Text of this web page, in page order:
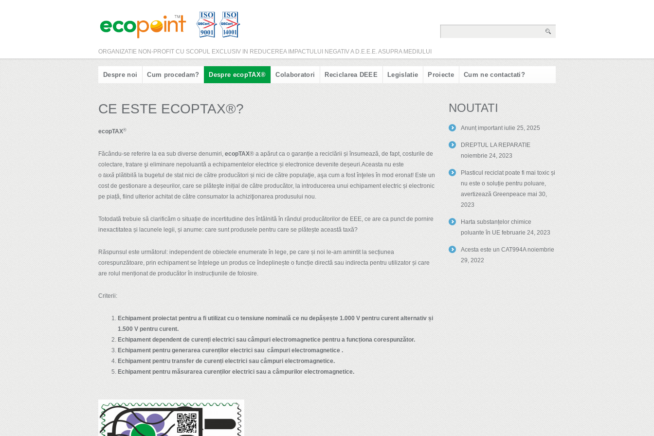
ORGANIZATIE NON-PROFIT CU SCOPUL EXCLUSIV IN REDUCEREA IMPACTULUI NEGATIV A D.E.E.E. ASUPRA MEDIULUI
Despre noi Cum procedam? Despre ecopTAX® Colaboratori Reciclarea DEEE Legislatie Proiecte Cum ne contactati?
CE ESTE ECOPTAX®?
ecopTAX®
Făcându-se referire la ea sub diverse denumiri, ecopTAX® a apărut ca o garanție a reciclării și însumează, de fapt, costurile de
colectare, tratare şi eliminare nepoluantă a echipamentelor electrice și electronice devenite deșeuri.Aceasta nu este
o taxă plătibilă la bugetul de stat nici de către producători și nici de către populaţie, aşa cum a fost înţeles în mod eronat! Este un
cost de gestionare a deșeurilor, care se plăteşte inițial de către producător, la introducerea unui echipament electric și electronic
pe piață, fiind ulterior achitat de către consumator la achiziţionarea produsului nou.
Totodată trebuie să clarificăm o situație de incertitudine des întâlnită în rândul producătorilor de EEE, ce are ca punct de pornire
inexactitatea și lacunele legii, și anume: care sunt produsele pentru care se plătește această taxă?
Răspunsul este următorul: independent de obiectele enumerate în lege, pe care și noi le-am amintit la secțiunea
corespunzătoare, prin echipament se înțelege un produs ce îndeplinește o funcție directă sau indirecta pentru utilizator și care
are rolul menționat de producător în instrucțiunile de folosire.
Criterii:
Echipament proiectat pentru a fi utilizat cu o tensiune nominală ce nu depășește 1.000 V pentru curent alternativ și
1.500 V pentru curent.
Echipament dependent de curenți electrici sau câmpuri electromagnetice pentru a funcționa corespunzător.
Echipament pentru generarea curenților electrici sau câmpuri electromagnetice .
Echipament pentru transfer de curenți electrici sau câmpuri electromagnetice.
Echipament pentru măsurarea curenților electrici sau a câmpurilor electromagnetice.
NOUTATI
Anunț important iulie 25, 2025
DREPTUL LA REPARATIE
noiembrie 24, 2023
Plasticul reciclat poate fi mai toxic și
nu este o soluție pentru poluare,
avertizează Greenpeace mai 30,
2023
Harta substanțelor chimice
poluante în UE februarie 24, 2023
Acesta este un CAT994A noiembrie
29, 2022